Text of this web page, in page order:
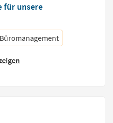
für unsere
Büromanagement